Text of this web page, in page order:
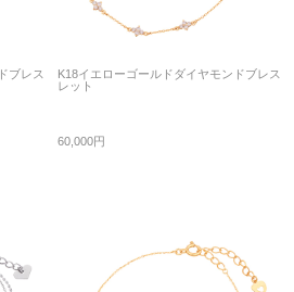
ブレス
K18イエローゴールドダイヤモンドブレス
レット
60,000円